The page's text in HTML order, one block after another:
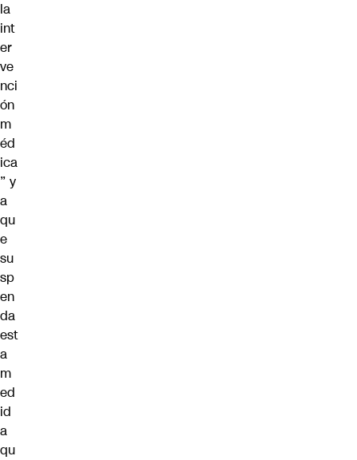
la
int
er
ve
nci
ón
m
éd
ica
” y
a
qu
e
su
sp
en
da
est
a
m
ed
id
a
qu